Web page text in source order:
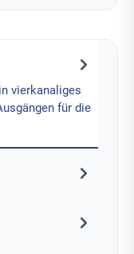
vierkanaliges
für die